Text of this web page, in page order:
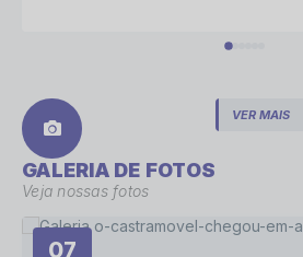
GALERIA DE FOTOS
Veja nossas fotos
VER MAIS
07